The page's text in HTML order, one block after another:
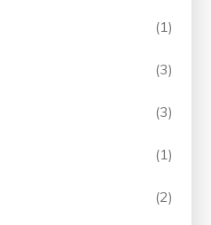
(1)
(3)
(3)
(1)
(2)